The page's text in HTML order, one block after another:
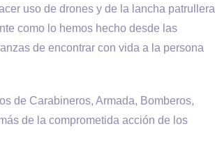
uso de drones y de la lancha patrullera
como lo hemos hecho desde las
de encontrar con vida a la persona
de Carabineros, Armada, Bomberos,
de la comprometida acción de los